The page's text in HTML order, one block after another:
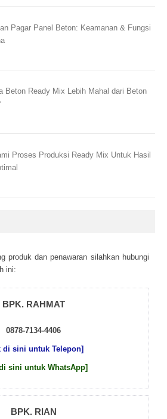
Pagar Panel Beton: Keamanan & Fungsi
Beton Ready Mix Lebih Mahal dari Beton
Proses Produksi Ready Mix Untuk Hasil
рrоduk dаn реnаwаrаn sіlаhkаn hubungі
іnі:
BPK. RAHMAT
0878-7134-4406
di sini untuk Telepon]
sini untuk WhatsApp]
BPK. RIAN